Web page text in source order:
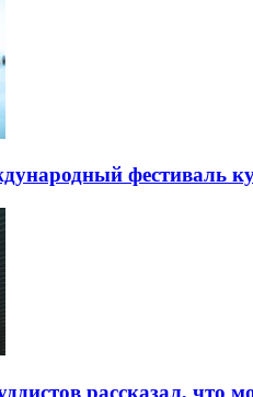
фестиваль
рассказал, что